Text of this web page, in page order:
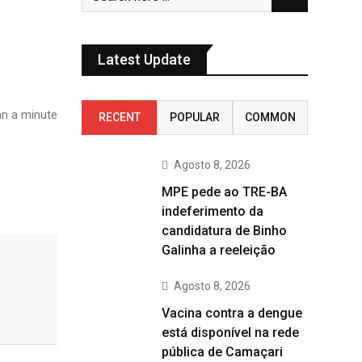
a minute
Latest Update
RECENT POPULAR COMMON
Agosto 8, 2026
MPE pede ao TRE-BA
indeferimento da
candidatura de Binho
Galinha a reeleição
Agosto 8, 2026
Vacina contra a dengue
está disponível na rede
pública de Camaçari